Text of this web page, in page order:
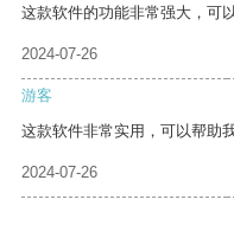
这款软件的功能非常强大，可
2024-07-26
游客
这款软件非常实用，可以帮助
2024-07-26